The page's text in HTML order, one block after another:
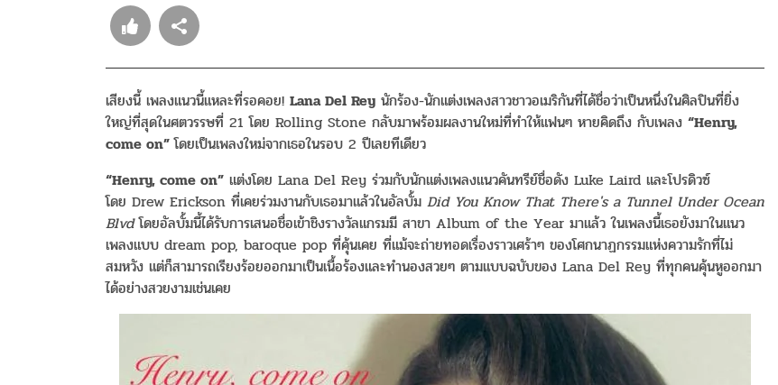
เสียงนี้ เพลงแนวนี้แหละที่รอคอย! Lana Del Rey นักร้อง-นักแต่งเพลงสาวชาวอเมริกันที่ได้ชื่อว่าเป็นหนึ่งในศิลปินที่ยิ่ง
ใหญ่ที่สุดในศตวรรษที่ 21โดย Rolling Stone กลับมาพร้อมผลงานใหม่ที่ทำให้แฟนๆ หายคิดถึง กับเพลง “Henry,
come on”โดยเป็นเพลงใหม่จากเธอในรอบ 2 ปีเลยทีเดียว
“Henry, come on” แต่งโดย Lana Del Rey ร่วมกับนักแต่งเพลงแนวคันทรีย์ชื่อดัง Luke Laird และโปรดิวซ์
โดย Drew Erickson ที่เคยร่วมงานกับเธอมาแล้วในอัลบั้ม Did You Know That There's a Tunnel Under Ocean
Blvdโดยอัลบั้มนี้ได้รับการเสนอชื่อเข้าชิงรางวัลแกรมมี สาขา Album of the Year มาแล้ว ในเพลงนี้เธอยังมาในแนว
เพลงแบบ dream pop, baroque pop ที่คุ้นเคย ที่แม้จะถ่ายทอดเรื่องราวเศร้าๆ ของโศกนาฏกรรมแห่งความรักที่ไม่
สมหวัง แต่ก็สามารถเรียงร้อยออกมาเป็นเนื้อร้องและทำนองสวยๆ ตามแบบฉบับของ Lana Del Rey ที่ทุกคนคุ้นหูออกมา
ได้อย่างสวยงามเช่นเคย